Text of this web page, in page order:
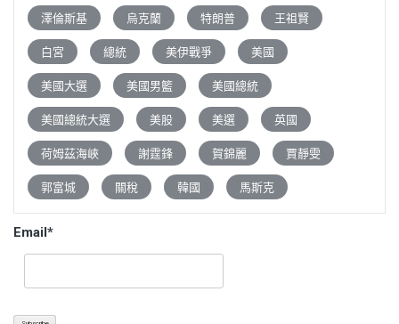
澤倫斯基 烏克蘭 特朗普 王祖賢
白宮 總統 美伊戰爭 美國
美國大選 美國男籃 美國總統
美國總統大選 美股 美選 英國
荷姆茲海峽 謝霆鋒 賀錦麗 賈靜雯
郭富城 關稅 韓國 馬斯克
Email*